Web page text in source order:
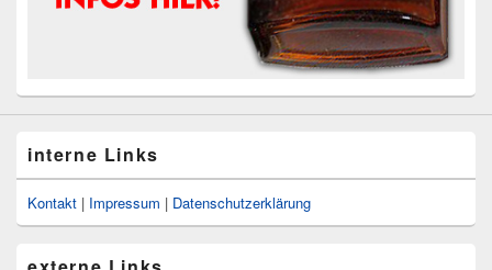
interne Links
Kontakt | Impressum | Datenschutzerklärung